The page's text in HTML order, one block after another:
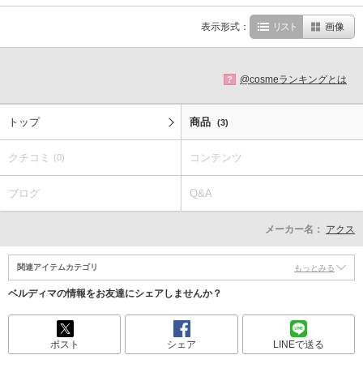
表示形式： リスト 画像
? @cosmeランキングとは
トップ 商品 (3)
クチコミ (0) コンテンツ
ブログ Q&A
メーカー名： アクス
関連アイテムカテゴリ もっとみる
ベルディマの情報をお友達にシェアしませんか？
ポスト シェア LINEで送る